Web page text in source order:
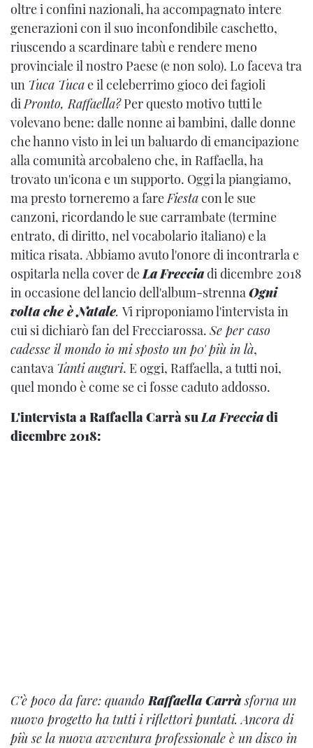
oltre i confini nazionali, ha accompagnato intere
generazioni con il suo inconfondibile caschetto,
riuscendo a scardinare tabù e rendere meno
provinciale il nostro Paese (e non solo). Lo faceva tra
un Tuca Tucae il celeberrimo gioco dei fagioli
diPronto, Raffaella?Per questo motivo tutti le
volevano bene: dalle nonne ai bambini, dalle donne
che hanno visto in lei un baluardo di emancipazione
alla comunità arcobaleno che, in Raffaella, ha
trovato un'icona e un supporto. Oggi la piangiamo,
ma presto torneremo a fareFiestacon le sue
canzoni, ricordando le sue carrambate (termine
entrato, di diritto, nel vocabolario italiano) e la
mitica risata. Abbiamo avuto l'onore di incontrarla e
ospitarla nella cover deLaFrecciadi dicembre 2018
in occasione del lancio dell'album-strennaOgni
volta che è Natale. Vi riproponiamo l'intervista in
cui si dichiarò fan del Frecciarossa.Se per caso
cadesse il mondo io mi sposto un p0' più in là,
cantava Tanti auguri. E oggi, Raffaella, a tutti noi,
quel mondo è come se ci fosse caduto addosso.
L'intervista a Raffaella Carrà suLa Frecciadi
dicembre 2018:
C’è poco da fare: quandoRaffaella Carràsforna un
nuovo progetto ha tutti i riflettori puntati. Ancora di
più se la nuova avventura professionale è un disco in